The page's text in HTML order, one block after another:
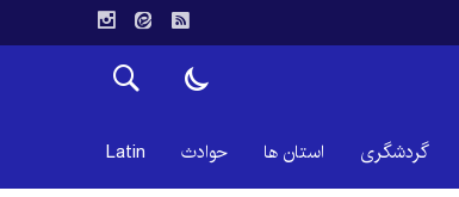
گردشگری استان ها حوادث Latin